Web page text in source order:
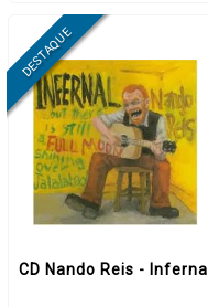
CD Nando Reis - Infernal